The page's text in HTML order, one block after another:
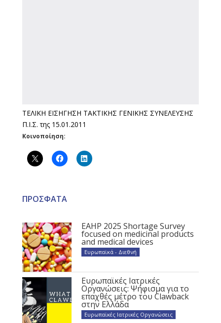
ΤΕΛΙΚΗ ΕΙΣΗΓΗΣΗ ΤΑΚΤΙΚΗΣ ΓΕΝΙΚΗΣ ΣΥΝΕΛΕΥΣΗΣ
Π.Ι.Σ. της 15.01.2011
Κοινοποίηση:
ΠΡΟΣΦΑΤΑ
EAHP 2025 Shortage Survey
focused on medicinal products
and medical devices
Ευρωπαϊκά - Διεθνή
Ευρωπαϊκές Ιατρικές
Οργανώσεις: Ψήφισμα για το
επαχθές μέτρο του Clawback
στην Ελλάδα
Ευρωπαϊκές Ιατρικές Οργανώσεις